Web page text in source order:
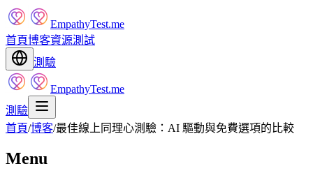
EmpathyTest.me
首頁博客資源測試
測驗
EmpathyTest.me
測驗
首頁/博客/最佳線上同理心測驗：AI 驅動與免費選項的比較
Menu